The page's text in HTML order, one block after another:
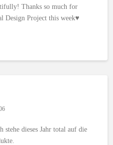
Thanks so much for
Design Project this week♥
stehe dieses Jahr total auf die